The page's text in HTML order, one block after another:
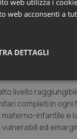
la
sono le pietre
di
tutti i nostri sforzi.
della vita
con
salute al centro
livello
completi in
infantile
ed
web utilizza i
web acconsenti a
DETTAGLI
Necessari